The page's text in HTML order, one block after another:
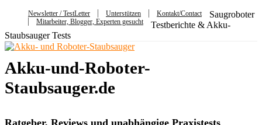
Newsletter / TestLetter Unterstützen
Kontakt/Contact
Mitarbeiter, Blogger, Experten gesucht
Saugroboter
Testberichte & Akku-
Staubsauger Tests
Akku-und-Roboter-
Staubsauger.de
Ratgeber, Reviews und unabhängige Praxistests